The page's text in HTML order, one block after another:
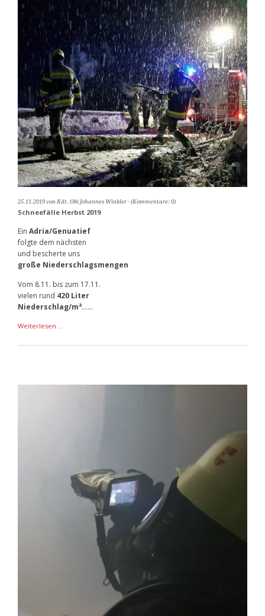
25.11.2019von Kdt. Obi Johannes Winkler (Kommentare: 0)
Schneefälle Herbst 2019
Ein Adria/Genuatief
folgte dem nächsten
und bescherte uns
große Niederschlagsmengen
Vom 8.11. bis zum 17.11.
vielen rund 420 Liter
Niederschlag/m²......
Weiterlesen …
2019